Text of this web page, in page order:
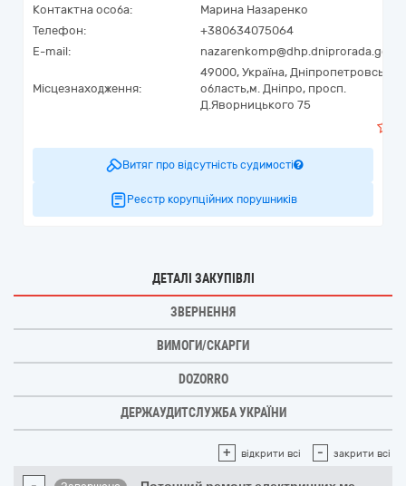
Контактна особа:
Марина Назаренко
Телефон:
+380634075064
E-mail:
Місцезнаходження:
49000, Україна, Дніпропетровська
область,м. Дніпро, просп.
Д.Яворницького 75
Витяг про відсутність судимості
Реєстр корупційних порушників
ДЕТАЛІ ЗАКУПІВЛІ
ЗВЕРНЕННЯ
ВИМОГИ/СКАРГИ
DOZORRO
ДЕРЖАУДИТСЛУЖБА УКРАЇНИ
+ відкрити всі - закрити всі